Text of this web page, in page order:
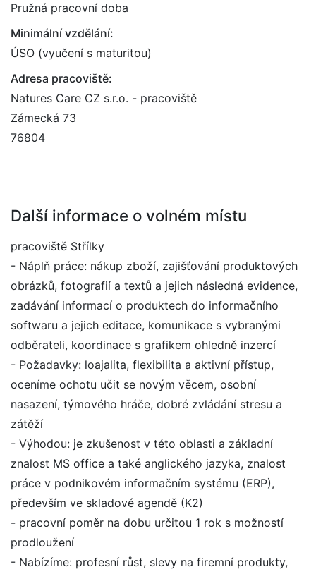
Pružná pracovní doba
Minimální vzdělání:
ÚSO (vyučení s maturitou)
Adresa pracoviště:
Natures Care CZ s.r.o. - pracoviště
Zámecká 73
76804
Další informace o volném místu
pracoviště Střílky
- Náplň práce: nákup zboží, zajišťování produktových
obrázků, fotografií a textů a jejich následná evidence,
zadávání informací o produktech do informačního
softwaru a jejich editace, komunikace s vybranými
odběrateli, koordinace s grafikem ohledně inzercí
- Požadavky: loajalita, flexibilita a aktivní přístup,
oceníme ochotu učit se novým věcem, osobní
nasazení, týmového hráče, dobré zvládání stresu a
zátěží
- Výhodou: je zkušenost v této oblasti a základní
znalost MS office a také anglického jazyka, znalost
práce v podnikovém informačním systému (ERP),
především ve skladové agendě (K2)
- pracovní poměr na dobu určitou 1 rok s možností
prodloužení
- Nabízíme: profesní růst, slevy na firemní produkty,